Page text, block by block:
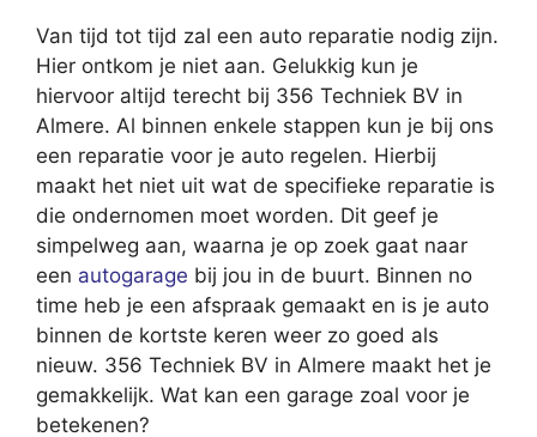
Van tijd tot tijd zal een auto reparatie nodig zijn.
Hier ontkom je niet aan. Gelukkig kun je
hiervoor altijd terecht bij 356 Techniek BV in
Almere. Al binnen enkele stappen kun je bij ons
een reparatie voor je auto regelen. Hierbij
maakt het niet uit wat de specifieke reparatie is
die ondernomen moet worden. Dit geef je
simpelweg aan, waarna je op zoek gaat naar
een autogarage bij jou in de buurt. Binnen no
time heb je een afspraak gemaakt en is je auto
binnen de kortste keren weer zo goed als
nieuw. 356 Techniek BV in Almere maakt het je
gemakkelijk. Wat kan een garage zoal voor je
betekenen?